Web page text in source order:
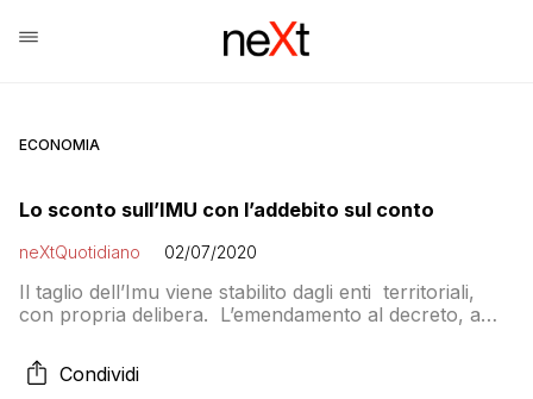
ECONOMIA
Lo sconto sull’IMU con l’addebito sul conto
neXtQuotidiano 02/07/2020
Il taglio dell’Imu viene stabilito dagli enti territoriali,
con propria delibera. L’emendamento al decreto, a
chi paga» e ha l’obiettivo di lasciare margini
di manovra fiscale alle amministrazioni locali
Condividi